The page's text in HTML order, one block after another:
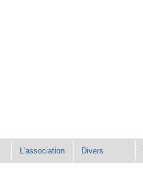
L'association Divers